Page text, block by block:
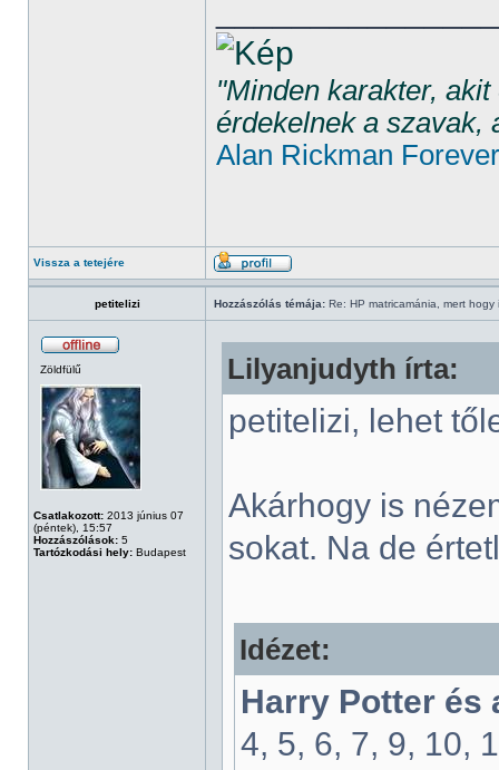
"Minden karakter,
érdekelnek a szavak,
Alan Rickman Forever
Vissza a tetejére
petitelizi Hozzászólás témája: Re: HP matricamánia, mert hogy
Zöldfülű
Csatlakozott: 2013 június 07
(péntek), 15:57
Hozzászólások: 5
Tartózkodási hely: Budapest
Lilyanjudyth írta:
petitelizi, lehet
Akárhogy is
sokat. Na de
Idézet:
Harry Potter és
4, 5, 6, 7, 9, 10,